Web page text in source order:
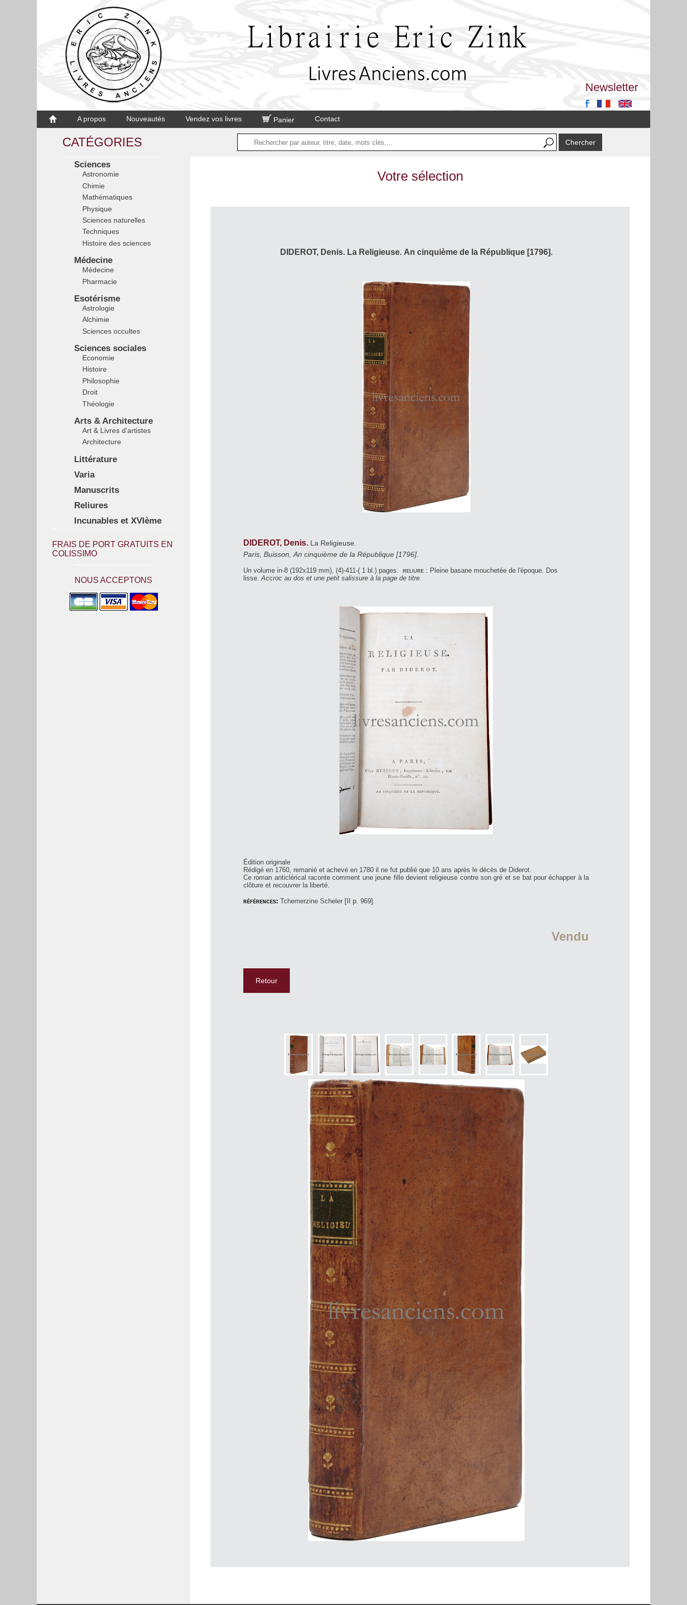
Newsletter
A propos Nouveautés Vendez vos livres Panier Contact
CATÉGORIES
Sciences
Astronomie
Chimie
Mathématiques
Physique
Sciences naturelles
Techniques
Histoire des sciences
Médecine
Médecine
Pharmacie
Esotérisme
Astrologie
Alchimie
Sciences occultes
Sciences sociales
Economie
Histoire
Philosophie
Droit
Théologie
Arts & Architecture
Art & Livres d'artistes
Architecture
Littérature
Varia
Manuscrits
Reliures
Incunables et XVIème
FRAIS DE PORT GRATUITS EN
COLISSIMO
NOUS ACCEPTONS
Votre sélection
DIDEROT, Denis. La Religieuse. An cinquième de la République [1796].
DIDEROT, Denis. La Religieuse.
Paris, Buisson, An cinquième de la République [1796].
Un volume in-8 (192x119 mm), (4)-411-( 1 bl.) pages. reliure : Pleine basane mouchetée de l'époque. Dos
lisse. Accroc au dos et une petit salissure à la page de titre.
Édition originale
Rédigé en 1760, remanié et achevé en 1780 il ne fut publié que 10 ans après le décès de Diderot.
Ce roman anticlérical raconte comment une jeune fille devient religieuse contre son gré et se bat pour échapper à la
clôture et recouvrer la liberté.
références: Tchemerzine Scheler [II p. 969].
Vendu
Retour